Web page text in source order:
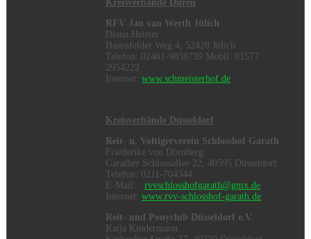
Kreisverbände Düren
RFV Jan van Werth Jülich
Diana Heister
Hasenfelder Weg 4, 52428 Jülich
Telefon: 02461-9859739 Mobil: 01577
2954222
Internet:www.schmeisterhof.de
Kreisverbände Düsseldorf
Reit- u. Voltigerverein Schlosshof Garath
Friederike von Dörnberg
Garather Schlossallee 22, 40595 Düsseldorf
Telefon: 0211-704344
E-Mail:rvvschlosshofgarath@gmx.de
Internet:www.rvv-schlosshof-garath.de
Reit- und Ponyclub Düsseldorf e.V.
Katja Kindermann